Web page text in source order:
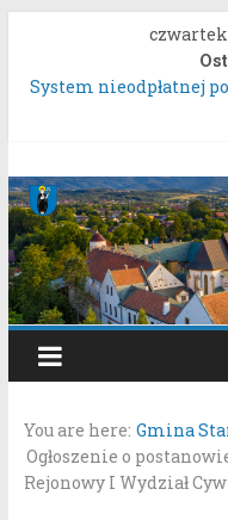
treści
System nieodpłatnej
Konsultacje społeczne
Konkurs „Moc
Rozpoczęcie
projektu zmiany
przestrzennego
Gmina
Stary
Sącz
Portal
Gminy
Stary
Sącz
You are here: Gmina
Ogłoszenie o
Rejonowy I Wydział